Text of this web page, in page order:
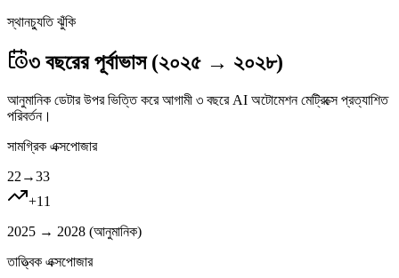
স্থানচ্যুতি ঝুঁকি
৩ বছরের পূর্বাভাস (২০২৫ → ২০২৮)
আনুমানিক ডেটার উপর ভিত্তি করে আগামী ৩ বছরে AI অটোমেশন মেট্রিক্সে প্রত্যাশিত
পরিবর্তন।
সামগ্রিক এক্সপোজার
22 →33
+11
2025 → 2028 (আনুমানিক)
তাত্ত্বিক এক্সপোজার